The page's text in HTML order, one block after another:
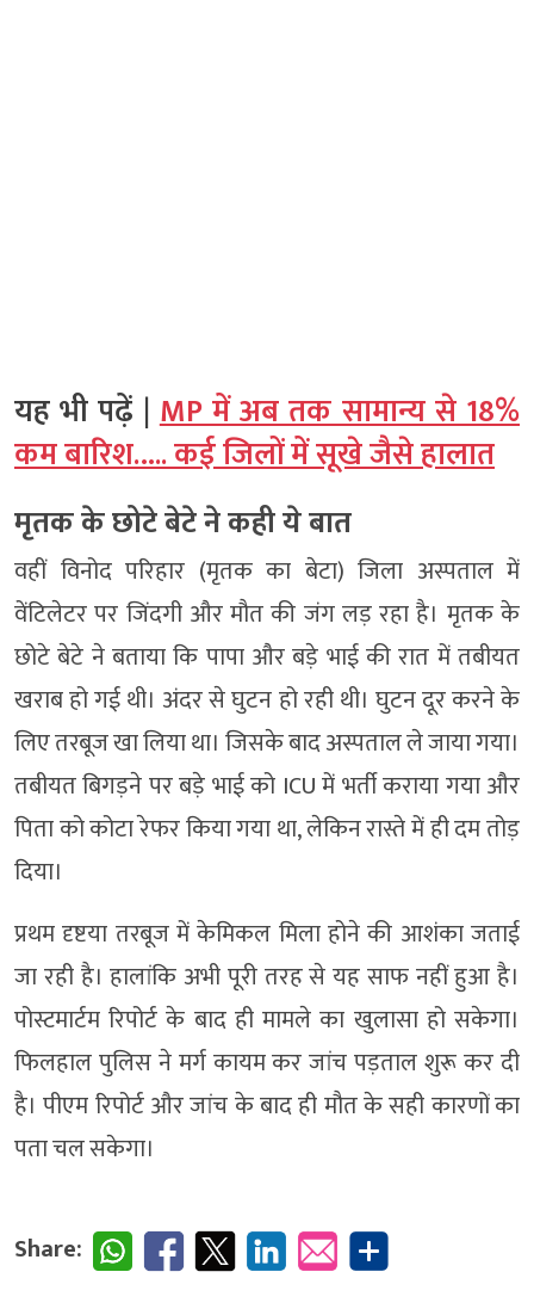
यह भी पढ़ें |MP में अब तक सामान्य से 18%
कम बारिश….. कई जिलों में सूखे जैसे हालात
मृतक के छोटे बेटे ने कही ये बात
वहीं विनोद परिहार (मृतक का बेटा) जिला अस्पताल में
वेंटिलेटर पर जिंदगी और मौत की जंग लड़ रहा है। मृतक के
छोटे बेटे ने बताया कि पापा और बड़े भाई की रात में तबीयत
खराब हो गई थी। अंदर से घुटन हो रही थी। घुटन दूर करने के
लिए तरबूज खा लिया था। जिसके बाद अस्पताल ले जाया गया।
तबीयत बिगड़ने पर बड़े भाई को ICU में भर्ती कराया गया और
पिता को कोटा रेफर किया गया था, लेकिन रास्ते में ही दम तोड़
दिया।
प्रथम दृष्टया तरबूज में केमिकल मिला होने की आशंका जताई
जा रही है। हालांकि अभी पूरी तरह से यह साफ नहीं हुआ है।
पोस्टमार्टम रिपोर्ट के बाद ही मामले का खुलासा हो सकेगा।
फिलहाल पुलिस ने मर्ग कायम कर जांच पड़ताल शुरू कर दी
है। पीएम रिपोर्ट और जांच के बाद ही मौत के सही कारणों का
पता चल सकेगा।
Share: